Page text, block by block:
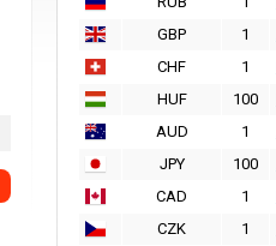
GBP
1
CHF
1
HUF
100
AUD
1
JPY
100
CAD
1
CZK
1